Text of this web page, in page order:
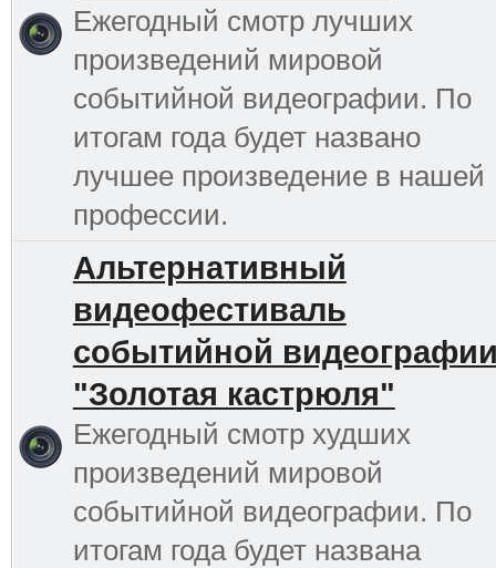
Ежегодный смотр лучших
произведений мировой
событийной видеографии. По
итогам года будет названо
лучшее произведение в нашей
профессии.
Альтернативный
видеофестиваль
событийной
"Золотая кастрюля"
Ежегодный смотр худших
произведений мировой
событийной видеографии. По
итогам года будет названа